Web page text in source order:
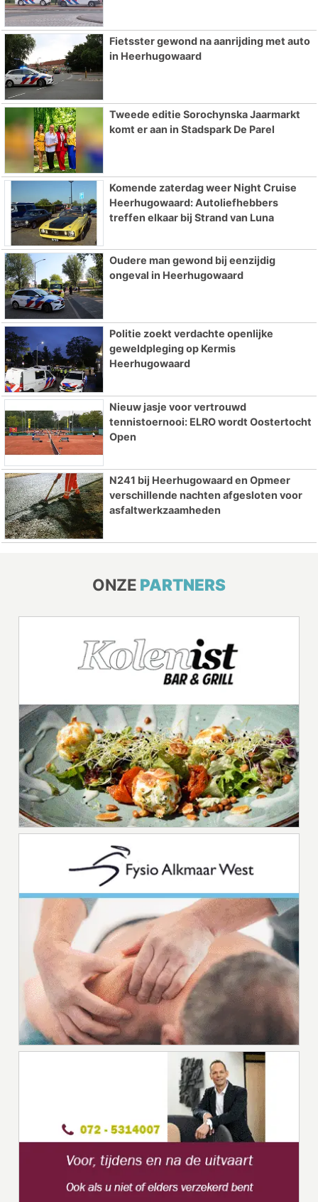
Fietsster gewond na aanrijding met auto
in Heerhugowaard
Tweede editie Sorochynska Jaarmarkt
komt er aan in Stadspark De Parel
Komende zaterdag weer Night Cruise
Heerhugowaard: Autoliefhebbers
treffen elkaar bij Strand van Luna
Oudere man gewond bij eenzijdig
ongeval in Heerhugowaard
Politie zoekt verdachte openlijke
geweldpleging op Kermis
Heerhugowaard
Nieuw jasje voor vertrouwd
tennistoernooi: ELRO wordt Oostertocht
Open
N241 bij Heerhugowaard en Opmeer
verschillende nachten afgesloten voor
asfaltwerkzaamheden
ONZE PARTNERS